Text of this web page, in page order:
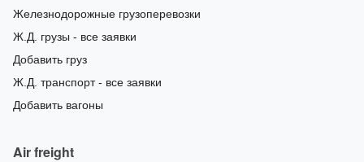
Железнодорожные грузоперевозки
Ж.Д. грузы - все заявки
Добавить груз
Ж.Д. транспорт - все заявки
Добавить вагоны
Air freight